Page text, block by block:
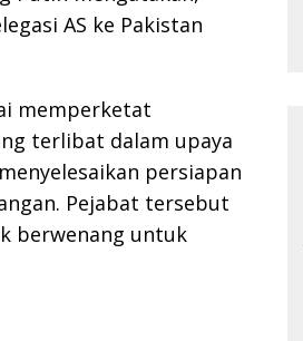
AS ke Pakistan
memperketat
terlibat dalam upaya
persiapan
Pejabat tersebut
berwenang untuk